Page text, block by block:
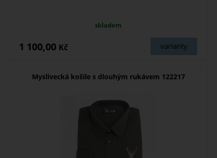
skladem
varianty
1 100,00 Kč
Myslivecká košile s dlouhým rukávem 122217